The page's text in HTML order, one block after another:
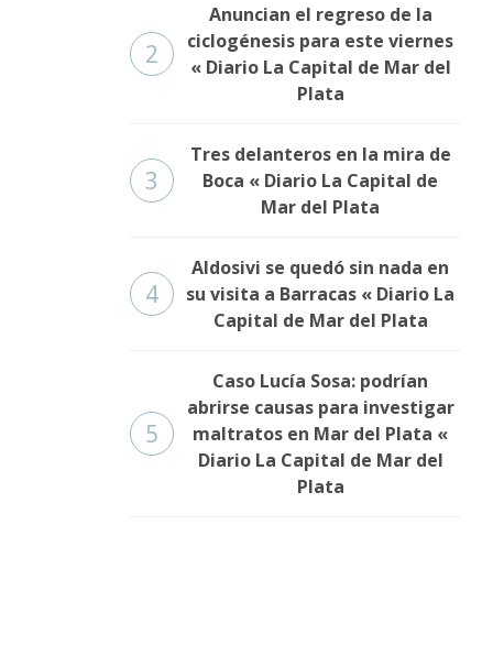
2
Anuncian el regreso de la
ciclogénesis para este viernes
« Diario La Capital de Mar del
Plata
3
Tres delanteros en la mira de
Boca « Diario La Capital de
Mar del Plata
4
Aldosivi se quedó sin nada en
su visita a Barracas « Diario La
Capital de Mar del Plata
5
Caso Lucía Sosa: podrían
abrirse causas para investigar
maltratos en Mar del Plata «
Diario La Capital de Mar del
Plata